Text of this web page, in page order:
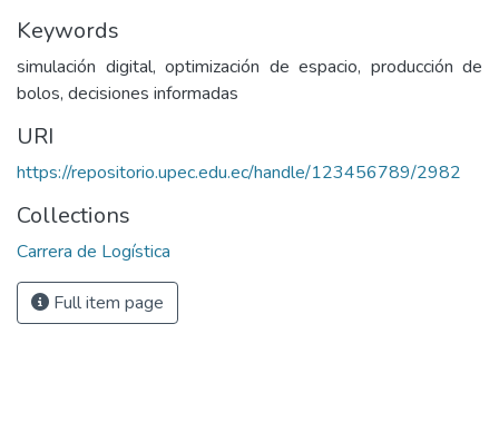
Keywords
simulación digital, optimización de espacio, producción de
bolos, decisiones informadas
URI
https://repositorio.upec.edu.ec/handle/123456789/2982
Collections
Carrera de Logística
Full item page